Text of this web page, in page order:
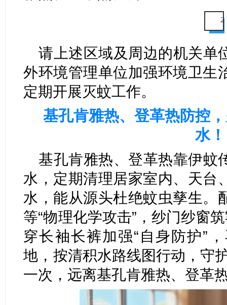
2
请上述区域及周边的机关单
外环境管理单位加强环境卫生
定期开展灭蚊工作。
基孔肯雅热、登革热防控
水！
基孔肯雅热、登革热靠伊蚊
水，定期清理居家室内、天台
水，能从源头杜绝蚊虫孳生。
等“物理化学攻击”，纱门纱窗
穿长袖长裤加强“自身防护”
地，按清积水路线图行动，守
一次，远离基孔肯雅热、登革